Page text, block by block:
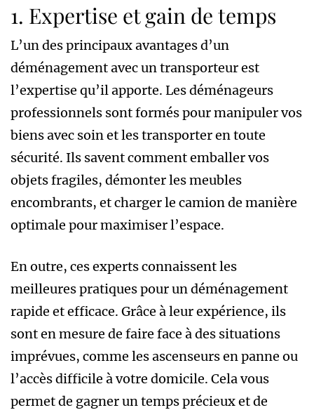
1. Expertise et gain de temps
L’un des principaux avantages d’un
déménagement avec un transporteur est
l’expertise qu’il apporte. Les déménageurs
professionnels sont formés pour manipuler vos
biens avec soin et les transporter en toute
sécurité. Ils savent comment emballer vos
objets fragiles, démonter les meubles
encombrants, et charger le camion de manière
optimale pour maximiser l’espace.
En outre, ces experts connaissent les
meilleures pratiques pour un déménagement
rapide et efficace. Grâce à leur expérience, ils
sont en mesure de faire face à des situations
imprévues, comme les ascenseurs en panne ou
l’accès difficile à votre domicile. Cela vous
permet de gagner un temps précieux et de